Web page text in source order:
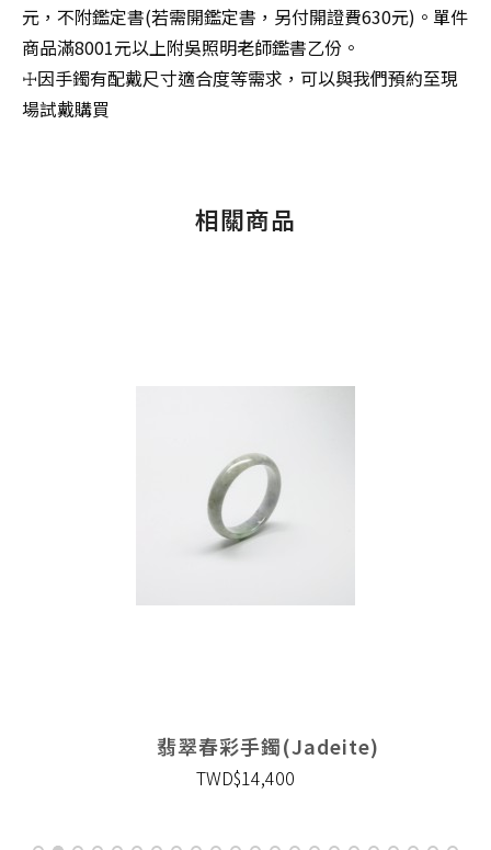
元，不附鑑定書(若需開鑑定書，另付開證費630元)。單件
商品滿8001元以上附吳照明老師鑑書乙份。
☩因手鐲有配戴尺寸適合度等需求，可以與我們預約至現
場試戴購買
相關商品
翡翠春彩手鐲(Jadeite)
TWD$14,400